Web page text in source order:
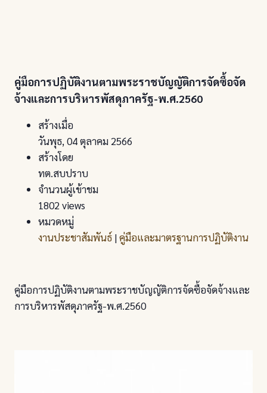
คู่มือการปฏิบัติงานตามพระราชบัญญัติการจัดซื้อจัด
จ้างและการบริหารพัสดุภาครัฐ-พ.ศ.2560
สร้างเมื่อ
วันพุธ, 04 ตุลาคม 2566
สร้างโดย
ทต.สบปราบ
จำนวนผู้เข้าชม
1802 views
หมวดหมู่
งานประชาสัมพันธ์ |คู่มือและมาตรฐานการปฏิบัติงาน
คู่มือการปฏิบัติงานตามพระราชบัญญัติการจัดซื้อจัดจ้างและ
การบริหารพัสดุภาครัฐ-พ.ศ.2560